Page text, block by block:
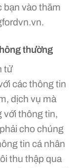
bạn vào thăm
thường
tử
các thông tin
dịch vụ mà
với thông tin,
cho chúng
tin cá nhân
thu thập qua